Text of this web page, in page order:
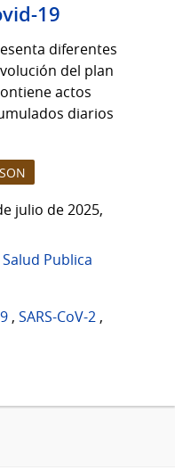
19
diferentes
del plan
actos
diarios
julio de 2025,
Publica
, SARS-CoV-2 ,